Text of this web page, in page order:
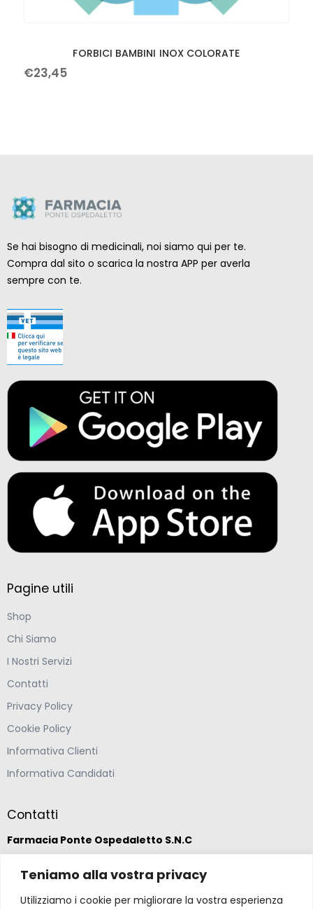
Teniamo alla vostra privacy
Utilizziamo i cookie per migliorare la vostra esperienza
FORBICI BAMBINI INOX COLORATE
€23,45
Se hai bisogno di medicinali, noi siamo qui per te.
Compra dal sito o scarica la nostra APP per averla
sempre con te.
Pagine utili
Shop
Chi Siamo
I Nostri Servizi
Contatti
Privacy Policy
Cookie Policy
Informativa Clienti
Informativa Candidati
Contatti
Farmacia Ponte Ospedaletto S.N.C
Via della Solidarietà 2,
47020 Longiano, Forlì-Cesena